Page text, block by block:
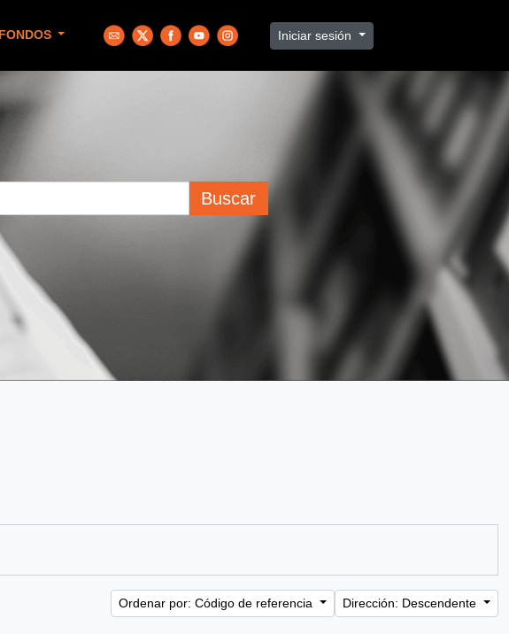
FONDOS Iniciar sesión
Buscar
Ordenar por: Código de referencia Dirección: Descendente